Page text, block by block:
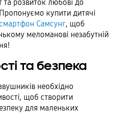
та розвиток любові до
купити дитячі
Самсунг, щоб
меломанові незабутній
та безпека
необхідно
щоб створити
для маленьких